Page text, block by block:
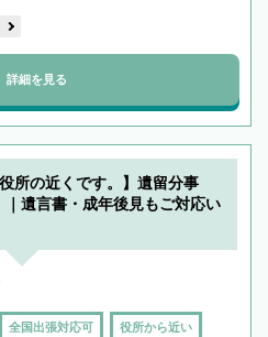
詳細を見る
所の近くです。】遺留分事
遺言書・成年後見もご対応い
全国出張対応可 役所から近い